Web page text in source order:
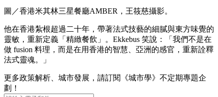
圖／香港米其林三星餐廳AMBER，王筱慈攝影。
他在香港紮根超過二十年，帶著法式技藝的細膩與東方味覺的
靈敏，重新定義「精緻餐飲」。Ekkebus 笑說：「我們不是在
做 fusion 料理，而是在用香港的智慧、亞洲的感官，重新詮釋
法式靈魂。」
更多政策解析、城市發展，請訂閱《城市學》不定期專題企
劃！